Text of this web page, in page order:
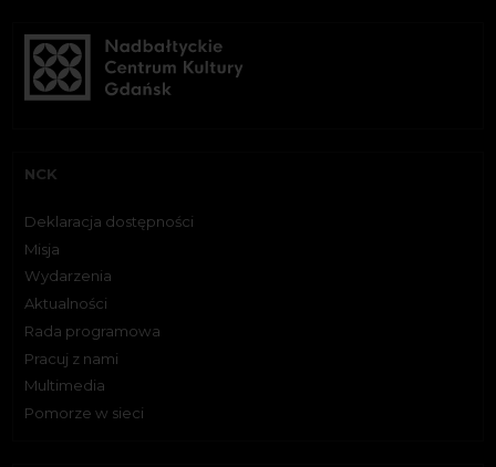
NCK
Deklaracja dostępności
Misja
Wydarzenia
Aktualności
Rada programowa
Pracuj z nami
Multimedia
Pomorze w sieci